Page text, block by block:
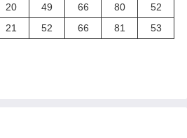
20 49 66 80
52
21 52 66 81 53